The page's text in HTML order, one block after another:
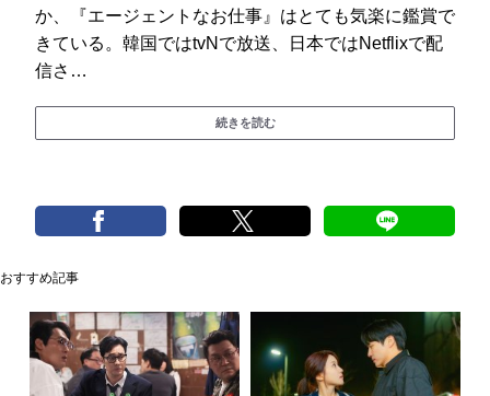
か、『エージェントなお仕事』はとても気楽に鑑賞で
きている。韓国ではtvNで放送、日本ではNetflixで配
信さ…
続きを読む
おすすめ記事